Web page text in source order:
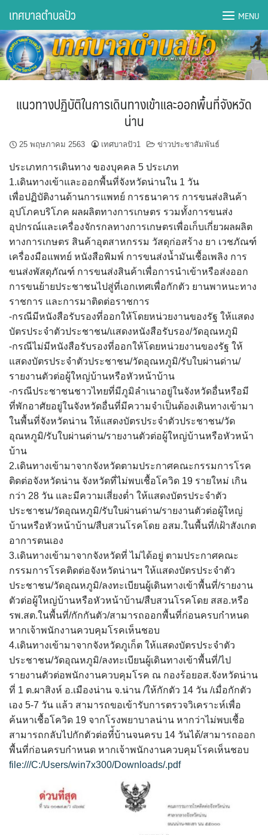
content
DWQA Ask Question
DWQA Questions
กองการศึกษา
กองคลัง
กองช่าง
กองยุทธศาสตร์และงบประมาณ
กองสาธารณสุขฯ
การเปิดเผยข้อมูลข่าวสารปี 2566 integrity transparency
assessment ITA2023
ข้อกำหนดการใช้งาน
ข้อมูลประชากร
ข้อมูลพื้นฐานของศูนย์บริการนักท่องเที่ยว เทศบาลตำบลปัว
ขั้นตอนการขอรับบริการ
งบแสดงฐานะการคลัง
งบแสดงฐานะการเงิน เทศบาลตำบลปัว ประจำปีงบประมาณ 2561
ติดต่อหน่วยงาน
ที่พัก
Amante Baristro Hotel & Cafe’ @Pua
C View Home
Deply
Go Hight ‘O Village
HOMU Villa
Montha Residence
Shanti – Retreat
กรีนฮิลล์รีสอร์ท
ก๋างโต้งคอฟฟี่รีสอร์ท
ชมพูภูคารีสอร์ท
เทศบาลตำบลปัว MENU
แนวทางปฏิบัติในการเดินทางเข้าและออกพื้นที่จังหวัด
น่าน
25 พฤษภาคม 2563 เทศบาลปัว1 ข่าวประชาสัมพันธ์
ประเภทการเดินทาง ของบุคคล 5 ประเภท
1.เดินทางเข้าและออกพื้นที่จังหวัดน่านใน 1 วัน
เพื่อปฏิบัติงานด้านการแพทย์ การธนาคาร การขนส่งสินค้า
อุปโภคบริโภค ผลผลิตทางการเกษตร รวมทั้งการขนส่ง
อุปกรณ์และเครื่องจักรกลทางการเกษตรเพื่อเก็บเกี่ยวผลผลิต
ทางการเกษตร สินค้าอุตสาหกรรม วัสดุก่อสร้าง ยา เวชภัณฑ์
เครื่องมือแพทย์ หนังสือพิมพ์ การขนส่งน้ำมันเชื้อเพลิง การ
ขนส่งพัสดุภัณฑ์ การขนส่งสินค้าเพื่อการนำเข้าหรือส่งออก
การขนย้ายประชาชนไปสู่ที่เอกเทศเพื่อกักตัว ยานพาหนะทาง
ราชการ และการมาติดต่อราชการ
-กรณีมีหนังสือรับรองที่ออกให้โดยหน่วยงานของรัฐ ให้แสดง
บัตรประจำตัวประชาชน/แสดงหนังสือรับรอง/วัดอุณหภูมิ
-กรณีไม่มีหนังสือรับรองที่ออกให้โดยหน่วยงานของรัฐ ให้
แสดงบัตรประจำตัวประชาชน/วัดอุณหภูมิ/รับใบผ่านด่าน/
รายงานตัวต่อผู้ใหญ่บ้านหรือหัวหน้าบ้าน
-กรณีประชาชนชาวไทยที่มีภูมิลำเนาอยู่ในจังหวัดอื่นหรือมี
ที่พักอาศัยอยู่ในจังหวัดอื่นที่มีความจำเป็นต้องเดินทางเข้ามา
ในพื้นที่จังหวัดน่าน ให้แสดงบัตรประจำตัวประชาชน/วัด
อุณหภูมิ/รับใบผ่านด่าน/รายงานตัวต่อผู้ใหญ่บ้านหรือหัวหน้า
บ้าน
2.เดินทางเข้ามาจากจังหวัดตามประกาศคณะกรรมการโรค
ติดต่อจังหวัดน่าน จังหวัดที่ไม่พบเชื้อโควิด 19 รายใหม่ เกิน
กว่า 28 วัน และมีความเสี่ยงต่ำ ให้แสดงบัตรประจำตัว
ประชาชน/วัดอุณหภูมิ/รับใบผ่านด่าน/รายงานตัวต่อผู้ใหญ่
บ้านหรือหัวหน้าบ้าน/สืบสวนโรคโดย อสม.ในพื้นที่/เฝ้าสังเกต
อาการตนเอง
3.เดินทางเข้ามาจากจังหวัดที่ ไม่ได้อยู่ ตามประกาศคณะ
กรรมการโรคติดต่อจังหวัดน่านฯ ให้แสดงบัตรประจำตัว
ประชาชน/วัดอุณหภูมิ/ลงทะเบียนผู้เดินทางเข้าพื้นที่/รายงาน
ตัวต่อผู้ใหญ่บ้านหรือหัวหน้าบ้าน/สืบสวนโรคโดย สสอ.หรือ
รพ.สต.ในพื้นที่/กักกันตัว/สามารถออกพื้นที่ก่อนครบกำหนด
หากเจ้าพนักงานควบคุมโรคเห็นชอบ
4.เดินทางเข้ามาจากจังหวัดภูเก็ต ให้แสดงบัตรประจำตัว
ประชาชน/วัดอุณหภูมิ/ลงทะเบียนผู้เดินทางเข้าพื้นที่/ไป
รายงานตัวต่อพนักงานควบคุมโรค ณ กองร้อยอส.จังหวัดน่าน
ที่ 1 ต.ผาสิงห์ อ.เมืองน่าน จ.น่าน /ให้กักตัว 14 วัน /เมื่อกักตัว
เอง 5-7 วัน แล้ว สามารถขอเข้ารับการตรวจวิเคราะห์เพื่อ
ค้นหาเชื้อโควิด 19 จากโรงพยาบาลน่าน หากว่าไม่พบเชื้อ
สามารถกลับไปกักตัวต่อที่้บ้านจนครบ 14 วันได้/สามารถออก
พื้นที่ก่อนครบกำหนด หากเจ้าพนักงานควบคุมโรคเห็นชอบ
file:///C:/Users/win7x300/Downloads/.pdf